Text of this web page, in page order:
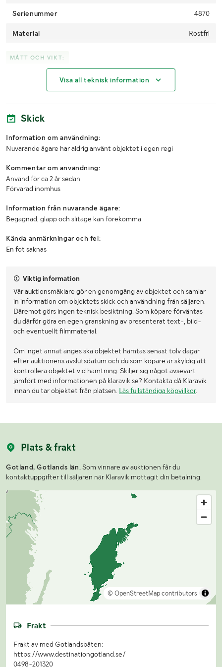
Serienummer 4870
Material Rostfri
MÅTT OCH VIKT:
Höjd (mm)
Visa all teknisk information
Skick
Information om användning:
Nuvarande ägare har aldrig använt objektet i egen regi
Kommentar om användning:
Använd för ca 2 år sedan
Förvarad inomhus
Information från nuvarande ägare:
Begagnad, glapp och slitage kan förekomma
Kända anmärkningar och fel:
En fot saknas
Viktig information
Vår auktionsmäklare gör en genomgång av objektet och samlar
in information om objektets skick och användning från säljaren.
Däremot görs ingen teknisk besiktning. Som köpare förväntas
du därför göra en egen granskning av presenterat text-, bild-
och eventuellt filmmaterial.
Om inget annat anges ska objektet hämtas senast tolv dagar
efter auktionens avslutsdatum och du som köpare är skyldig att
kontrollera objektet vid hämtning. Skiljer sig något avsevärt
jämfört med informationen på klaravik.se? Kontakta då Klaravik
innan du tar objektet från platsen. Läs fullständiga köpvillkor.
Plats & frakt
Gotland, Gotlands län. Som vinnare av auktionen får du
kontaktuppgifter till säljaren när Klaravik mottagit din betalning.
© OpenStreetMap contributors
Frakt
Frakt av med Gotlandsbåten:
https://www.destinationgotland.se/
0498-201320